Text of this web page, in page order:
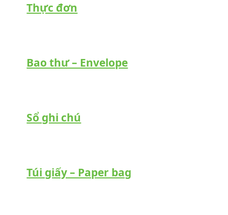
Thực đơn
Bao thư – Envelope
Sổ ghi chú
Túi giấy – Paper bag